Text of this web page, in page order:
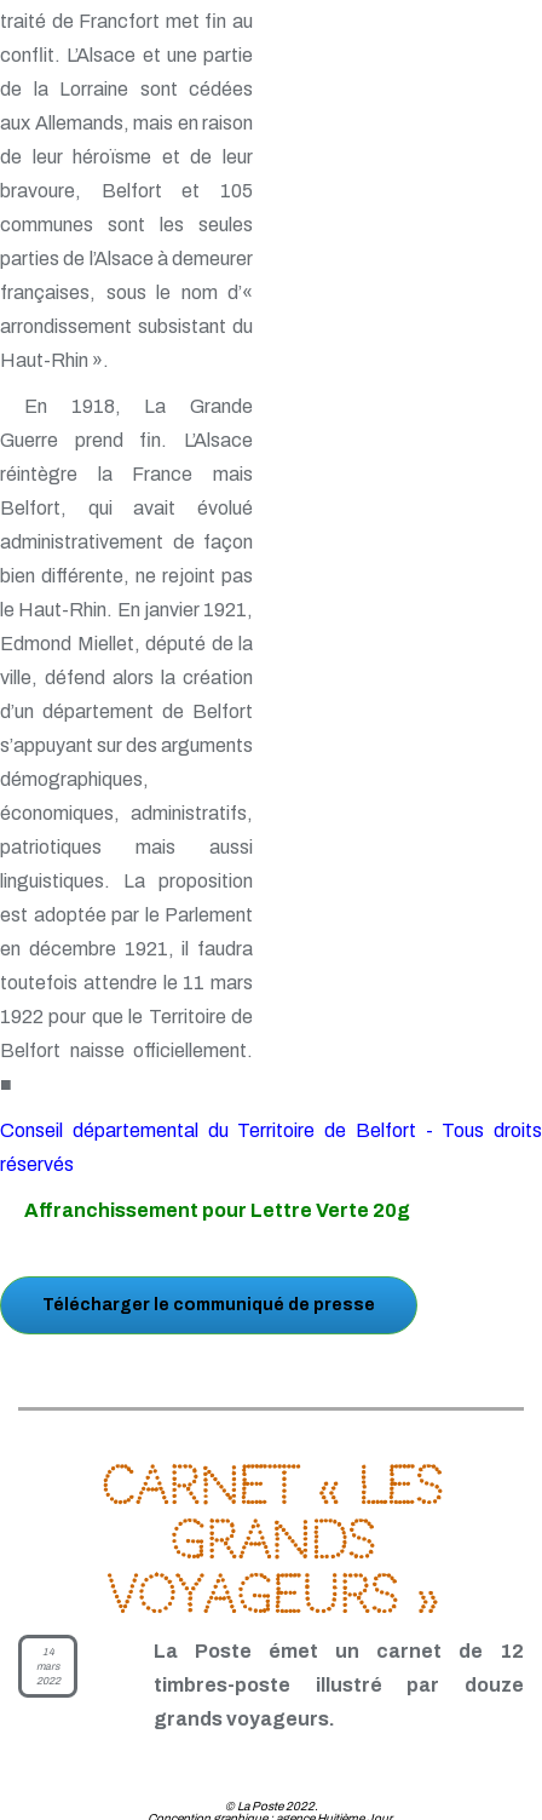
traité de Francfort met fin au
conflit. L’Alsace et une partie
de la Lorraine sont cédées
aux Allemands, mais en raison
de leur héroïsme et de leur
bravoure, Belfort et 105
communes sont les seules
parties de l’Alsace à demeurer
françaises, sous le nom d’«
arrondissement subsistant du
Haut-Rhin ».
En 1918, La Grande
Guerre prend fin. L’Alsace
réintègre la France mais
Belfort, qui avait évolué
administrativement de façon
bien différente, ne rejoint pas
le Haut-Rhin. En janvier 1921,
Edmond Miellet, député de la
ville, défend alors la création
d’un département de Belfort
s’appuyant sur des arguments
démographiques,
économiques, administratifs,
patriotiques mais aussi
linguistiques. La proposition
est adoptée par le Parlement
en décembre 1921, il faudra
toutefois attendre le 11 mars
1922 pour que le Territoire de
Belfort naisse officiellement.
■
Conseil départemental du Territoire de Belfort - Tous droits
réservés
Affranchissement pour Lettre Verte 20g
Télécharger le communiqué de presse
Carnet « Les
grands
voyageurs »
14
mars
2022
La Poste émet un carnet de 12
timbres-poste illustré par douze
grands voyageurs.
© La Poste 2022.